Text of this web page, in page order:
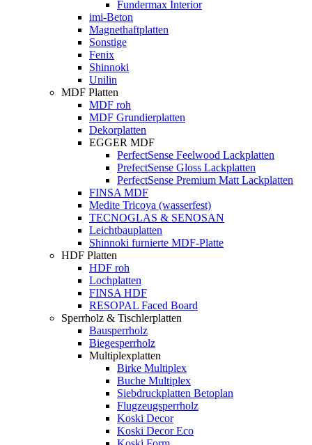
Fundermax Interior
imi-Beton
Magnethaftplatten
Sonstige
Fenix
Shinnoki
Unilin
MDF Platten
MDF roh
MDF Grundierplatten
Dekorplatten
EGGER MDF
PerfectSense Feelwood Lackplatten
PrefectSense Gloss Lackplatten
PerfectSense Premium Matt Lackplatten
FINSA MDF
Medite Tricoya (wasserfest)
TECNOGLAS & SENOSAN
Leichtbauplatten
Shinnoki furnierte MDF-Platte
HDF Platten
HDF roh
Lochplatten
FINSA HDF
RESOPAL Faced Board
Sperrholz & Tischlerplatten
Bausperrholz
Biegesperrholz
Multiplexplatten
Birke Multiplex
Buche Multiplex
Siebdruckplatten Betoplan
Flugzeugsperrholz
Koski Decor
Koski Decor Eco